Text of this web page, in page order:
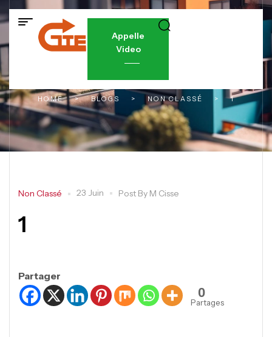
Appelle
Video
HOME > BLOGS > NON CLASSÉ > 1
Non Classé 23 Juin Post By M Cisse
1
Partager
0
Partages